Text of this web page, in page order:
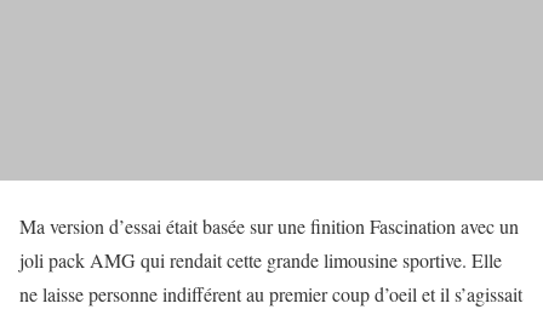
Ma version d’essai était basée sur une finition Fascination avec un
joli pack AMG qui rendait cette grande limousine sportive. Elle
ne laisse personne indifférent au premier coup d’oeil et il s’agissait